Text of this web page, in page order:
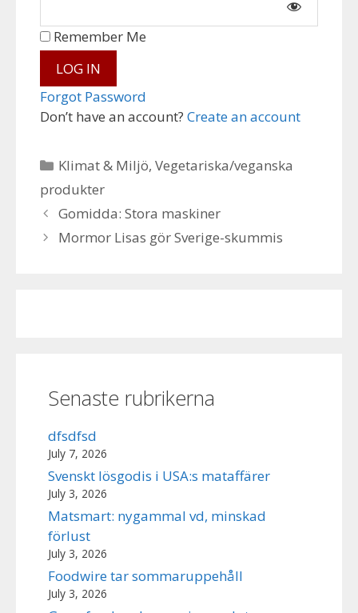
Don’t have an account? Create an account
Remember Me
Forgot Password
Categories
Klimat & Miljö,Vegetariska/veganska
produkter
Gomidda: Stora maskiner
Mormor Lisas gör Sverige-skummis
Senaste rubrikerna
dfsdfsd
July 7, 2026
Svenskt lösgodis i USA:s mataffärer
July 3, 2026
Matsmart: nygammal vd, minskad
förlust
July 3, 2026
Foodwire tar sommaruppehåll
July 3, 2026